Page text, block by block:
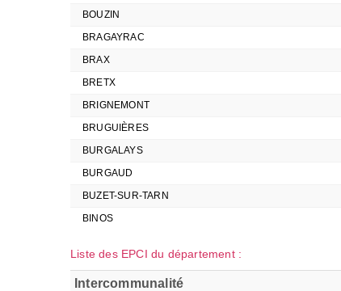
BOUZIN
BRAGAYRAC
BRAX
BRETX
BRIGNEMONT
BRUGUIÈRES
BURGALAYS
BURGAUD
BUZET-SUR-TARN
BINOS
Liste des EPCI du département :
Intercommunalité